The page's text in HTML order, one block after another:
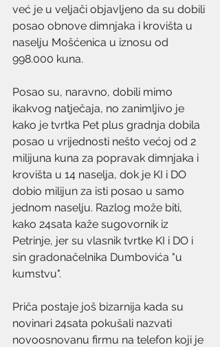
već je u veljači objavljeno da su dobili
posao obnove dimnjaka i krovišta u
naselju Mošćenica u iznosu od
998.000 kuna.
Posao su, naravno, dobili mimo
ikakvog natječaja, no zanimljivo je
kako je tvrtka Pet plus gradnja dobila
posao u vrijednosti nešto većoj od 2
milijuna kuna za popravak dimnjaka i
krovišta u 14 naselja, dok je KI i DO
dobio milijun za isti posao u samo
jednom naselju. Razlog može biti,
kako 24sata kaže sugovornik iz
Petrinje, jer su vlasnik tvrtke KI i DO i
sin gradonačelnika Dumbovića "u
kumstvu".
Priča postaje još bizarnija kada su
novinari 24sata pokušali nazvati
novoosnovanu firmu na telefon koji je